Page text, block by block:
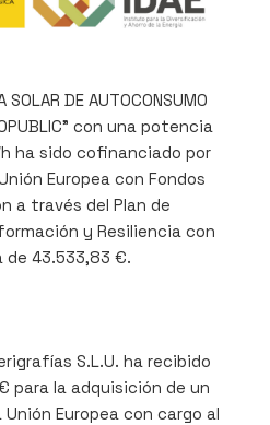
DE AUTOCONSUMO
con una potencia
ha sido cofinanciado por
Europea con Fondos
a través del Plan de
y Resiliencia con
de 43.533,83 €.
S.L.U. ha recibido
para la adquisición de un
Unión Europea con cargo al